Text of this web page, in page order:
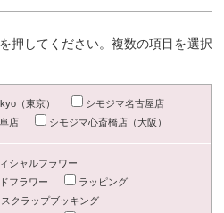
押してください。複数の項目を選択
（東京）
シモジマ名古屋店
店
シモジマ心斎橋店（大阪）
シャルフラワー
フラワー
ラッピング
スクラップブッキング